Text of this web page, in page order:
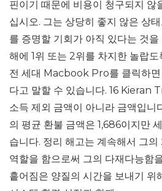
핀이기 때문에 비용이 청구되지 않
십시오. 그는 상당히 좋지 않은 상
를 증명할 기회가 아직 있다는 것
해에 1위 또는 2위를 차지한 놀랍
전 세대 Macbook Pro를 클릭하면
다고 말할 수 있습니다. 16 Kieran
소득 제외 금액이 아니라 금액입
의 평균 환불 금액은 1,686이지만
습니다. 정리 해고는 계속해서 그
역할을 함으로써 그의 다재다능함
흩어짐은 양질의 시간을 보내기 위